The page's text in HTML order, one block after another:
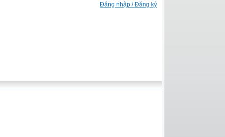
Đăng nhập / Đăng ký